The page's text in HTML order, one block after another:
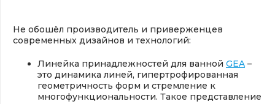
Не обошёл производитель и приверженцев
современных дизайнов и технологий:
Линейка принадлежностей для ванной GEA –
это динамика линей, гипертрофированная
геометричность форм и стремление к
многофункциональности. Такое представление